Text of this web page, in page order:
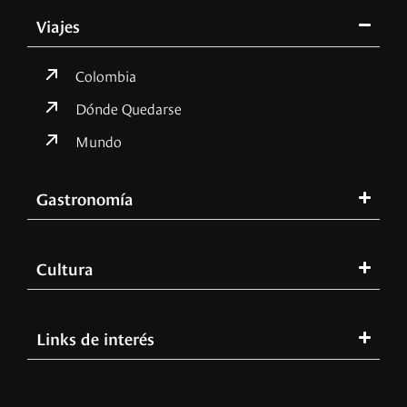
Viajes
Colombia
Dónde Quedarse
Mundo
Gastronomía
Cultura
Links de interés